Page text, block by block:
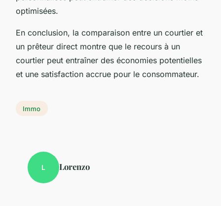
optimisées.
En conclusion, la comparaison entre un courtier et
un prêteur direct montre que le recours à un
courtier peut entraîner des économies potentielles
et une satisfaction accrue pour le consommateur.
Immo
L Lorenzo